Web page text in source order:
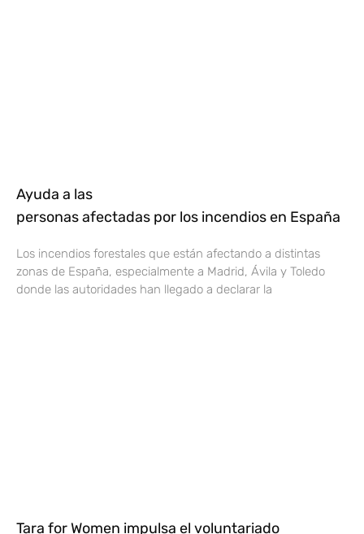
Ayuda a las
personas afectadas por los incendios en España
Los incendios forestales que están afectando a distintas
zonas de España, especialmente a Madrid, Ávila y Toledo
donde las autoridades han llegado a declarar la
Tara for Women impulsa el voluntariado